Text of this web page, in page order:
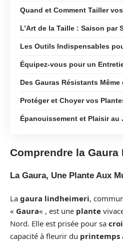
Quand et Comment Tailler
L’Art de la Taille : Saison par
Les Outils Indispensables
Équipez-vous pour un
Des Gauras Résistants Même
Protéger et Choyer vos
Épanouissement et Plaisir au
Comprendre la
La Gaura, Une Plante Aux
La gaura lindheimeri,
« Gaura« , est une plante
Nord. Elle est prisée pour sa
capacité à fleurir du printemps